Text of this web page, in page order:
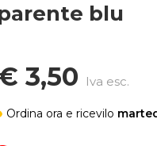
blu
3,50 Iva esc.
Ordina ora e ricevilo